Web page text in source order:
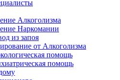
Алкоголизма
Наркомании
из запоя
от Алкоголизма
помощь
помощь